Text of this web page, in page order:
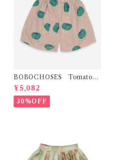
BOBOCHOSES Tomatoes
All Over Woven Shorts
¥5,082
30%OFF